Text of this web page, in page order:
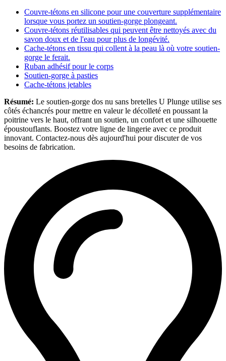
Couvre-tétons en silicone pour une couverture supplémentaire
lorsque vous portez un soutien-gorge plongeant.
Couvre-tétons réutilisables qui peuvent être nettoyés avec du
savon doux et de l'eau pour plus de longévité.
Cache-tétons en tissu qui collent à la peau là où votre soutien-
gorge le ferait.
Ruban adhésif pour le corps
Soutien-gorge à pasties
Cache-tétons jetables
Résumé: Le soutien-gorge dos nu sans bretelles U Plunge utilise ses
côtés échancrés pour mettre en valeur le décolleté en poussant la
poitrine vers le haut, offrant un soutien, un confort et une silhouette
époustouflants. Boostez votre ligne de lingerie avec ce produit
innovant. Contactez-nous dès aujourd'hui pour discuter de vos
besoins de fabrication.